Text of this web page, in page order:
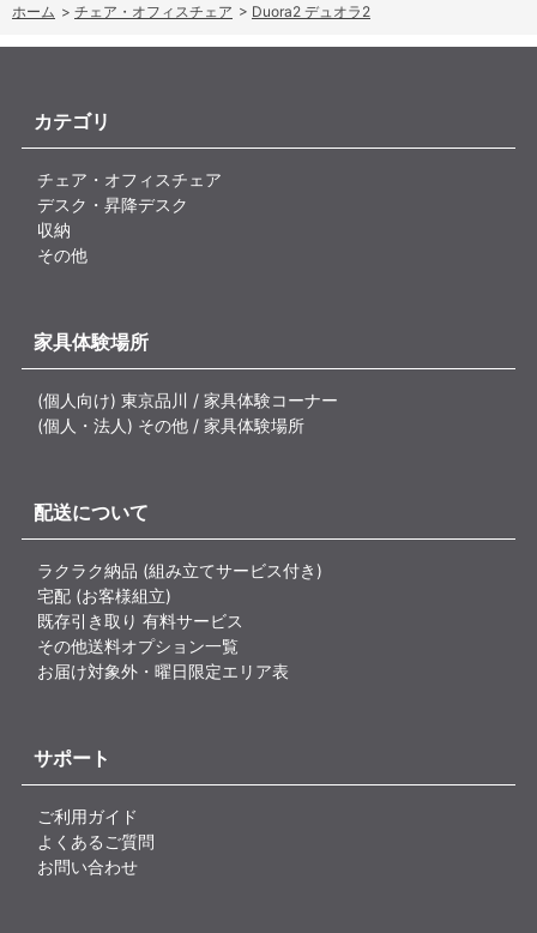
ホーム > チェア・オフィスチェア > Duora2 デュオラ2
カテゴリ
チェア・オフィスチェア
デスク・昇降デスク
収納
その他
家具体験場所
(個人向け) 東京品川 / 家具体験コーナー
(個人・法人) その他 / 家具体験場所
配送について
ラクラク納品 (組み立てサービス付き)
宅配 (お客様組立)
既存引き取り 有料サービス
その他送料オプション一覧
お届け対象外・曜日限定エリア表
サポート
ご利用ガイド
よくあるご質問
お問い合わせ